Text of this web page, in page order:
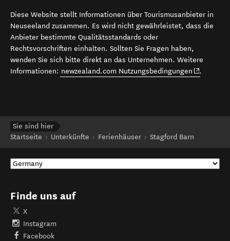
Diese Website stellt Informationen über Tourismusanbieter in
Neuseeland zusammen. Es wird nicht gewährleistet, dass die
Anbieter bestimmte Qualitätsstandards oder
Rechtsvorschriften einhalten. Sollten Sie Fragen haben,
wenden Sie sich bitte direkt an das Unternehmen. Weitere
Informationen: newzealand.com Nutzungsbedingungen (opens in
.
Sie sind hier
Startseite
Unterkünfte Ferienhäuser Stagford Barn
Finde uns auf
X
Instagram
Facebook